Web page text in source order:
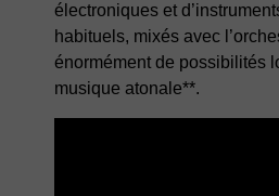
électroniques et
habituels, mixés avec
énormément de possibilités
musique atonale**.